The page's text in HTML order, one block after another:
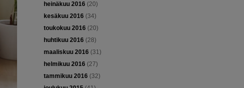
heinäkuu 2016 (20)
kesäkuu 2016 (34)
toukokuu 2016 (20)
huhtikuu 2016 (28)
maaliskuu 2016 (31)
helmikuu 2016 (27)
tammikuu 2016 (32)